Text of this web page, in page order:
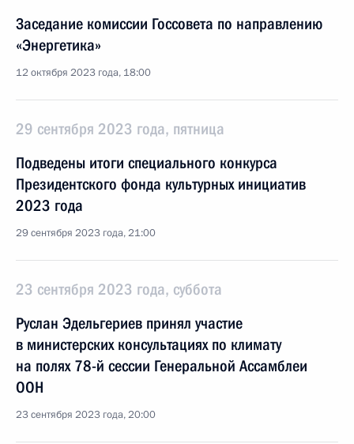
Заседание комиссии Госсовета по направлению
«Энергетика»
12 октября 2023 года, 18:00
29 сентября 2023 года, пятница
Подведены итоги специального конкурса
Президентского фонда культурных инициатив
2023 года
29 сентября 2023 года, 21:00
23 сентября 2023 года, суббота
Руслан Эдельгериев принял участие
в министерских консультациях по климату
на полях 78-й сессии Генеральной Ассамблеи
ООН
23 сентября 2023 года, 20:00